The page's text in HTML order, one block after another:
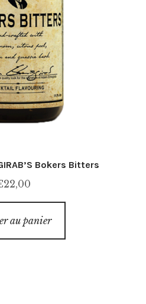
Bokers Bitters
22,00
au panier